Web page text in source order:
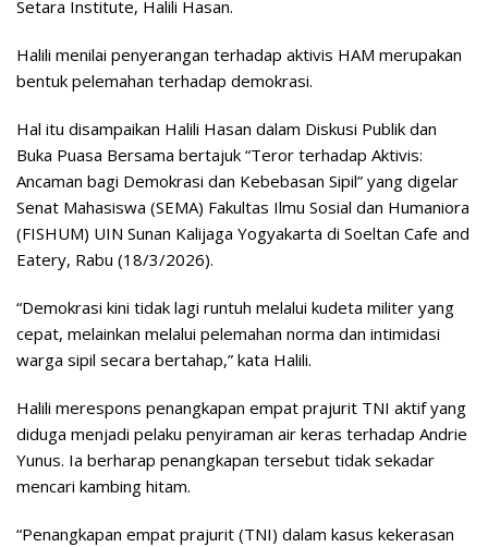
Setara Institute, Halili Hasan.
Halili menilai penyerangan terhadap aktivis HAM merupakan
bentuk pelemahan terhadap demokrasi.
Hal itu disampaikan Halili Hasan dalam Diskusi Publik dan
Buka Puasa Bersama bertajuk “Teror terhadap Aktivis:
Ancaman bagi Demokrasi dan Kebebasan Sipil” yang digelar
Senat Mahasiswa (SEMA) Fakultas Ilmu Sosial dan Humaniora
(FISHUM) UIN Sunan Kalijaga Yogyakarta di Soeltan Cafe and
Eatery, Rabu (18/3/2026).
“Demokrasi kini tidak lagi runtuh melalui kudeta militer yang
cepat, melainkan melalui pelemahan norma dan intimidasi
warga sipil secara bertahap,” kata Halili.
Halili merespons penangkapan empat prajurit TNI aktif yang
diduga menjadi pelaku penyiraman air keras terhadap Andrie
Yunus. Ia berharap penangkapan tersebut tidak sekadar
mencari kambing hitam.
“Penangkapan empat prajurit (TNI) dalam kasus kekerasan